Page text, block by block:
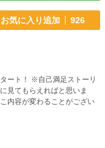
お気に入り追加 926
ストーリ
見てもらえればと思いま